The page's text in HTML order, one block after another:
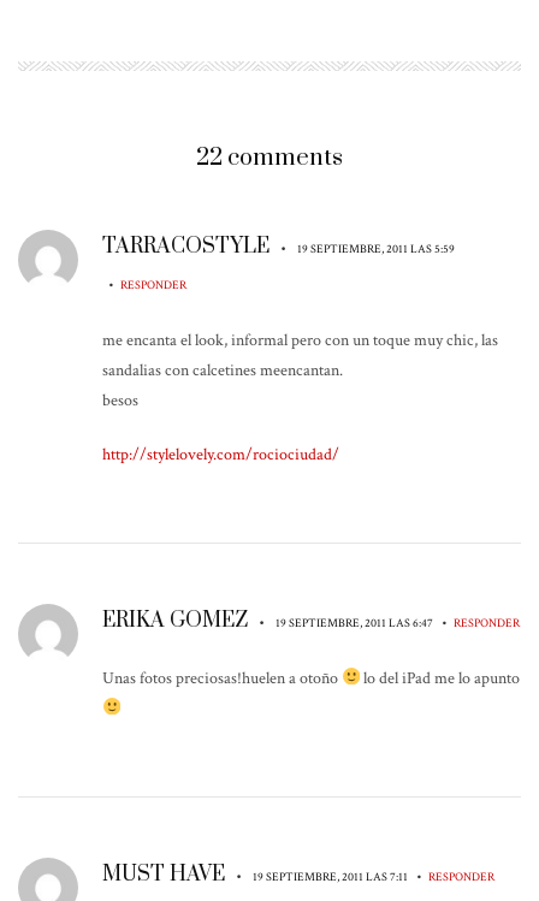
22 comments
TARRACOSTYLE • 19 SEPTIEMBRE, 2011 LAS 5:59
• RESPONDER
me encanta el look, informal pero con un toque muy chic, las
sandalias con calcetines meencantan.
besos
http://stylelovely.com/rociociudad/
ERIKA GOMEZ • 19 SEPTIEMBRE, 2011 LAS 6:47 • RESPONDER
Unas fotos preciosas!huelen a otoño lo del iPad me lo apunto
MUST HAVE • 19 SEPTIEMBRE, 2011 LAS 7:11 • RESPONDER